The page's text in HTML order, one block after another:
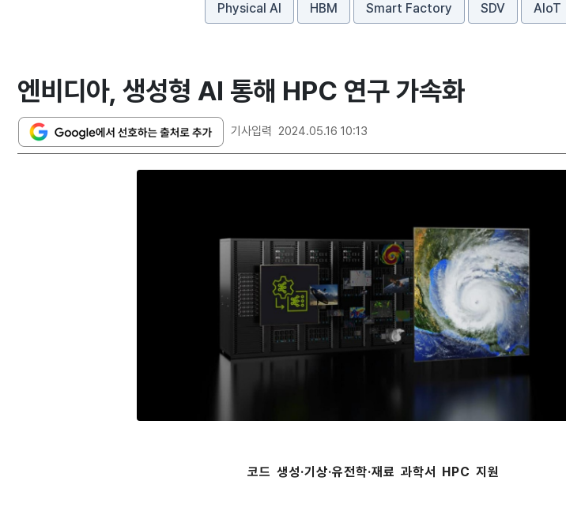
Physical AI HBM Smart Factory SDV AIoT
엔비디아, 생성형 AI 통해 HPC 연구 가속화
기사입력 2024.05.16 10:13
코드 생성·기상·유전학·재료 과학서 HPC 지원